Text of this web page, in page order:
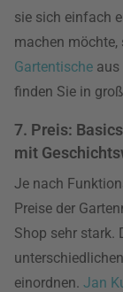
sie sich einfach
machen
Gartentische aus
finden Sie in
7. Preis:
mit
Je nach
Preise der
Shop sehr stark.
einordnen. Jan